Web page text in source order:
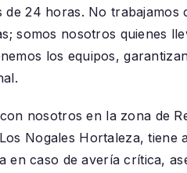
de 24 horas. No trabajamos
somos nosotros quienes
los equipos,
nosotros en la zona de
Nogales Hortaleza, tiene
en caso de avería crítica,